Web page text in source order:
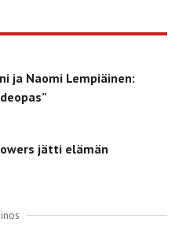
ja Naomi Lempiäinen:
jätti elämän